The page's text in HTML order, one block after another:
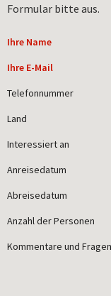
Formular bitte aus.
Ihre Name
Ihre E-Mail
Telefonnummer
Land
Interessiert an
Anreisedatum
Abreisedatum
Anzahl der Personen
Kommentare und Fragen